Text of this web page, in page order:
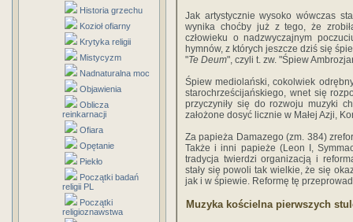
Historia grzechu
Kozioł ofiarny
Krytyka religii
Mistycyzm
Nadnaturalna moc
Objawienia
Oblicza
reinkarnacji
Ofiara
Opętanie
Piekło
Początki badań
religii PL
Początki
religioznawstwa
Jak artystycznie wysoko wówczas
wynika choćby już z tego, że
człowieku o nadzwyczajnym
hymnów, z których jeszcze dziś się
"Te Deum", czyli t. zw. "Śpiew
Śpiew mediolański, cokolwiek
starochrześcijańskiego, wnet się
przyczyniły się do rozwoju muzyki
założone dosyć licznie w Małej Azji,
Za papieża Damazego (zm. 384)
Także i inni papieże (Leon I,
tradycja twierdzi organizacją i
stały się powoli tak wielkie, że się
jak i w śpiewie. Reformę tę
Muzyka kościelna pierwszych